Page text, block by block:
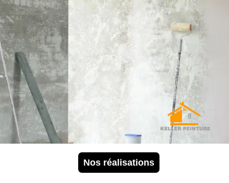
Nos réalisations